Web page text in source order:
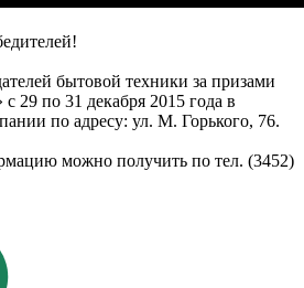
бытовой техники за призами
29 по 31 декабря 2015 года в
по адресу: ул. М. Горького, 76.
можно получить по тел. (3452)